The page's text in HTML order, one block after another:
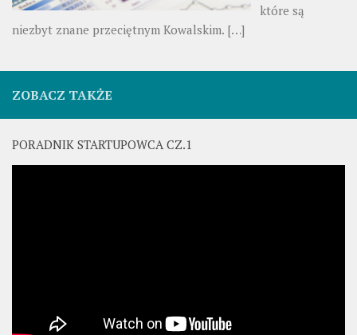
które są
niezbyt znane przeciętnym Kowalskim. […]
ZOBACZ TAKŻE
PORADNIK STARTUPOWCA CZ.1